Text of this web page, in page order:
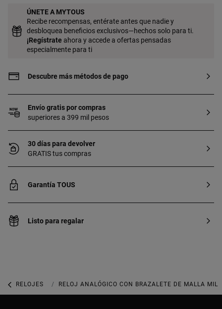
ajustable con cierre de seguridad.
ÚNETE A MYTOUS
Recibe recompensas, entérate antes que nadie y
desbloquea beneficios exclusivos—hechos solo para ti.
¡Regístrate ahora y accede a ofertas pensadas
especialmente para ti
Descubre más métodos de pago
Envío gratis por compras
superiores a 399 mil pesos
30 días para devolver
GRATIS tus compras
Garantía TOUS
Listo para regalar
RELOJES RELOJES ANALÓGICOS
RELOJ ANALÓGICO CON BRAZALETE DE MALLA